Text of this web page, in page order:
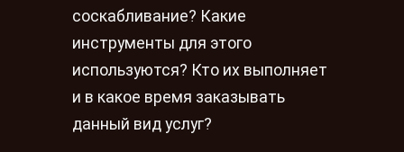
соскабливание? Какие
инструменты для этого
используются? Кто их выполняет
и в какое время заказывать
данный вид услуг?